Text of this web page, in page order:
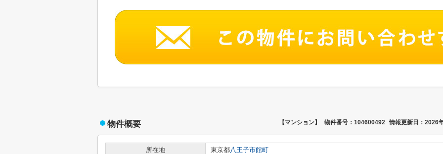
物件概要 【マンション】 物件番号：104600492 情報更新日：2026
所在地 東京都八王子市館町